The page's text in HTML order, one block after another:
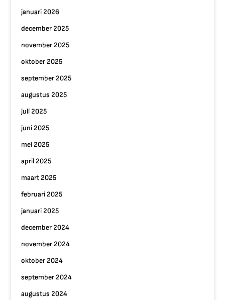
januari 2026
december 2025
november 2025
oktober 2025
september 2025
augustus 2025
juli 2025
juni 2025
mei 2025
april 2025
maart 2025
februari 2025
januari 2025
december 2024
november 2024
oktober 2024
september 2024
augustus 2024